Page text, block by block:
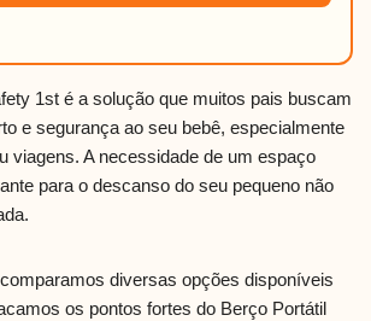
1st é a solução que muitos pais buscam
e segurança ao seu bebê, especialmente
viagens. A necessidade de um espaço
para o descanso do seu pequeno não
diversas opções disponíveis
os pontos fortes do Berço Portátil